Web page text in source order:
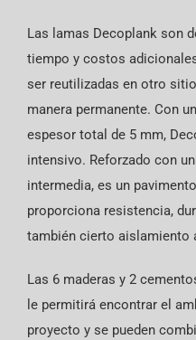
Las lamas Decoplank son
tiempo y costos
ser reutilizadas en otro
manera permanente. Con
espesor total de 5 mm,
intensivo. Reforzado con
intermedia, es un
proporciona resistencia,
también cierto aislamiento
Las 6 maderas y 2
le permitirá encontrar el
proyecto y se pueden